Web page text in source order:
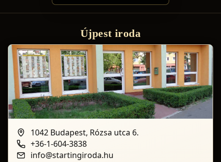
Újpest iroda
1042 Budapest, Rózsa utca 6.
+36-1-604-3838
info@startingiroda.hu